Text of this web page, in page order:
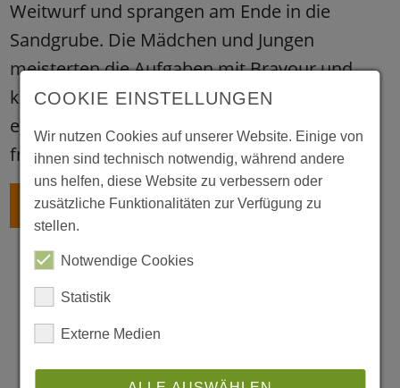
Weitwurf und sprangen am Ende in die
Sandgrube. Die Mädchen und Jungen
meisterten die Aufgaben mit Bravour und
konnten sich zufrieden, wenn auch etwas
erschöpft, über ihr neu verdientes Abzeichen
freuen.
ZURÜCK
COOKIE EINSTELLUNGEN
Wir nutzen Cookies auf unserer Website. Einige von
ihnen sind technisch notwendig, während andere
uns helfen, diese Website zu verbessern oder
zusätzliche Funktionalitäten zur Verfügung zu
stellen.
Notwendige Cookies
Statistik
Externe Medien